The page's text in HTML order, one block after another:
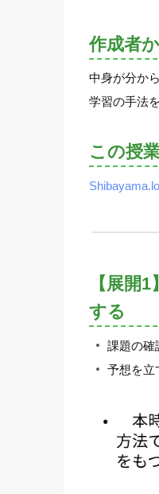
作成者
中身が分か
学習の手法
この授
【展開
する
課題の確
予想を立